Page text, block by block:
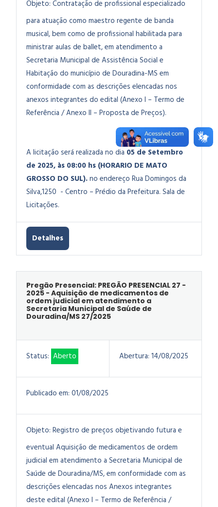
Objeto: Contratação de profissional especializado
para atuação como maestro regente de banda
musical, bem como de profissional habilitada para
ministrar aulas de ballet,em atendimento a
Secretaria Municipal de Assistência Social e
Habitação do município de Douradina-MS em
conformidade com as descrições elencadas nos
anexos integrantes do edital (Anexo I – Termo de
Referência / Anexo II – Proposta de Preços).
A licitação será realizada no dia 05 de Setembro
de 2025, às 08:00 hs (HORARIO DE MATO
GROSSO DO SUL).no endereço Rua Domingos da
Silva,1250 - Centro – Prédio da Prefeitura. Sala de
Licitações.
Detalhes
Pregão Presencial: PREGÃO PRESENCIAL 27 -
2025 - Aquisição de medicamentos de
ordem judicial em atendimento a
Secretaria Municipal de Saúde de
Douradina/MS 27/2025
Status: Aberto Abertura: 14/08/2025
Publicado em: 01/08/2025
Objeto: Registro de preços objetivando futura e
eventual Aquisição de medicamentos de ordem
judicial em atendimento a Secretaria Municipal de
Saúde de Douradina/MS, em conformidade com as
descrições elencadas nos Anexos integrantes
deste edital (Anexo I – Termo de Referência /